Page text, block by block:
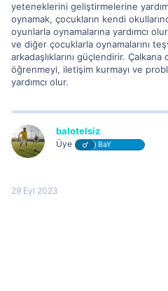
yeteneklerini geliştirmelerine
oynamak, çocukların kendi
oyunlarla oynamalarına yardımcı
ve diğer çocuklarla oynamalarını
arkadaşlıklarını güçlendirir. Çalkana
öğrenmeyi, iletişim kurmayı ve
yardımcı olur.
balotelsiz
Üye BaY
29 Eyl 2023